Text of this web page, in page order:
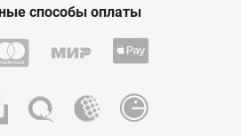
способы оплаты